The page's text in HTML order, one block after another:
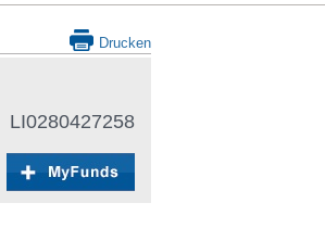
Drucken
LI0280427258